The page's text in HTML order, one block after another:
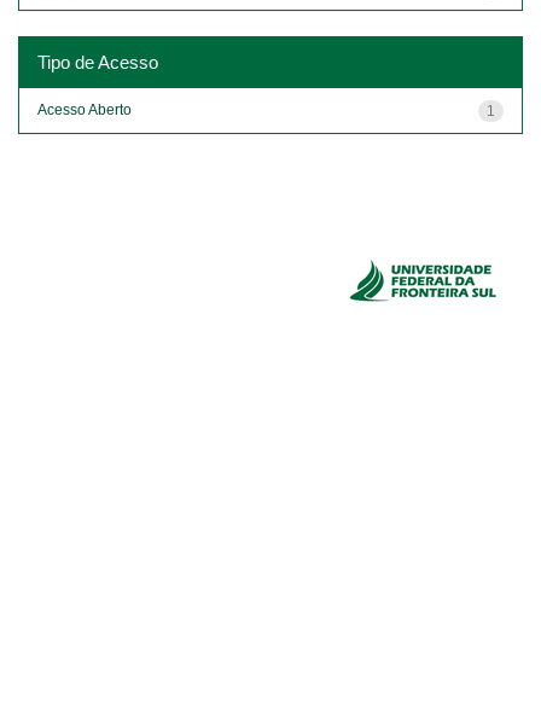
Tipo de Acesso
1
Acesso Aberto